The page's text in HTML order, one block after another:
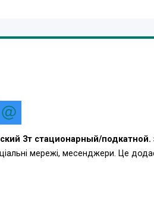
для сборки разборки
, может использоватся как
площадке вне помещения.
3т стационарный/подкатной.
мережі, месенджери. Це